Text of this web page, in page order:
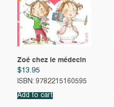
Zoé chez le médecin
$13.95
ISBN: 9782215160595
Add to cart